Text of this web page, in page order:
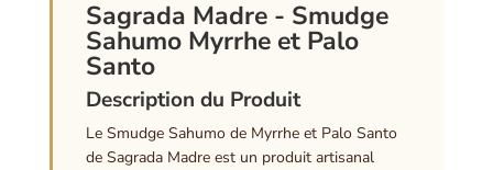
Sagrada Madre - Smudge
Sahumo Myrrhe et Palo
Santo
Description du Produit
Le Smudge Sahumo de Myrrhe et Palo Santo
de Sagrada Madre est un produit artisanal